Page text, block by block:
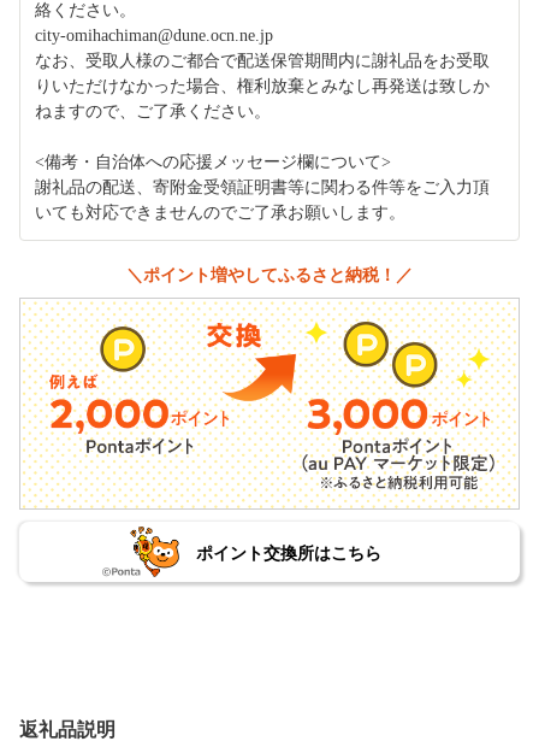
絡ください。
city-omihachiman@dune.ocn.ne.jp
なお、受取人様のご都合で配送保管期間内に謝礼品をお受取
りいただけなかった場合、権利放棄とみなし再発送は致しか
ねますので、ご了承ください。
<備考・自治体への応援メッセージ欄について>
謝礼品の配送、寄附金受領証明書等に関わる件等をご入力頂
いても対応できませんのでご了承お願いします。
＼ポイント増やしてふるさと納税！／
ポイント交換所はこちら
返礼品説明